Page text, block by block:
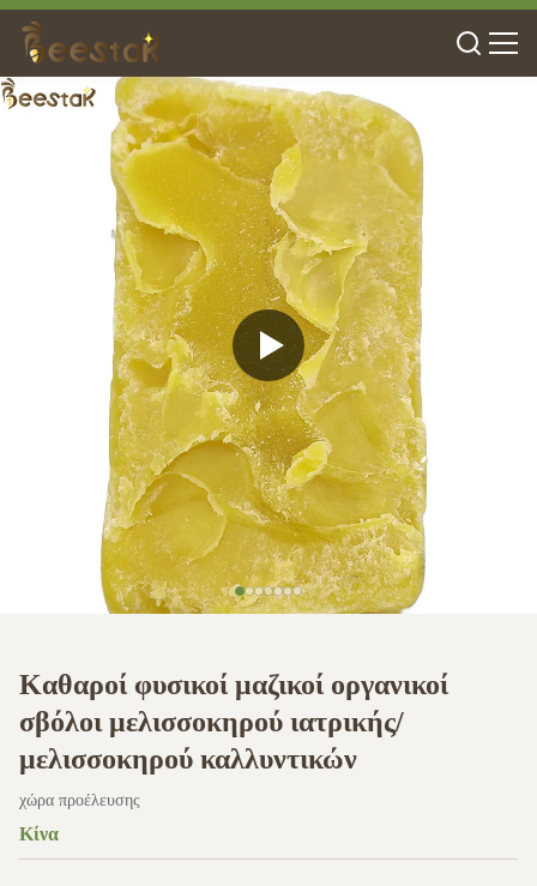
Καθαροί φυσικοί μαζικοί οργανικοί
σβόλοι μελισσοκηρού ιατρικής/
μελισσοκηρού καλλυντικών
χώρα προέλευσης
Κίνα